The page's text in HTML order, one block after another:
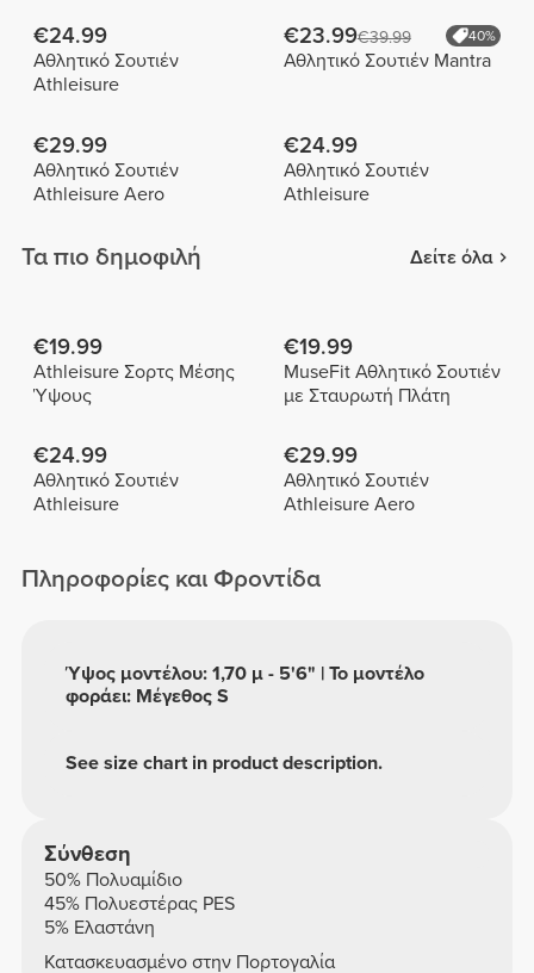
€24.99
Αθλητικό Σουτιέν
Athleisure
€23.99€39.99 40%
Αθλητικό Σουτιέν Mantra
€29.99
Αθλητικό Σουτιέν
Athleisure Aero
€24.99
Αθλητικό Σουτιέν
Athleisure
Τα πιο δημοφιλή Δείτε όλα
€19.99
Athleisure Σορτς Μέσης
Ύψους
€19.99
MuseFit Αθλητικό Σουτιέν
με Σταυρωτή Πλάτη
€24.99
Αθλητικό Σουτιέν
Athleisure
€29.99
Αθλητικό Σουτιέν
Athleisure Aero
Πληροφορίες και Φροντίδα
See size chart in product description.
Ύψος μοντέλου: 1,70 μ - 5'6" | Το μοντέλο
φοράει: Μέγεθος S
Σύνθεση
50% Πολυαμίδιο
45% Πολυεστέρας PES
5% Ελαστάνη
Κατασκευασμένο στην Πορτογαλία